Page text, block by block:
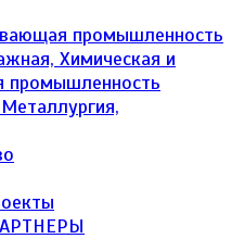
промышленность
Химическая и
промышленность